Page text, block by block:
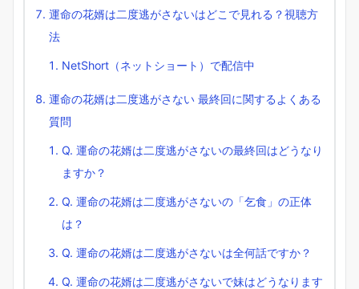
運命の花婿は二度逃がさないはどこで見れる？視聴方
法
NetShort（ネットショート）で配信中
運命の花婿は二度逃がさない 最終回に関するよくある
質問
Q. 運命の花婿は二度逃がさないの最終回はどうなり
ますか？
Q. 運命の花婿は二度逃がさないの「乞食」の正体
は？
Q. 運命の花婿は二度逃がさないは全何話ですか？
Q. 運命の花婿は二度逃がさないで妹はどうなります